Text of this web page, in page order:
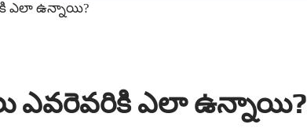
ఎలా ఉన్నాయి?
ఎవరెవరికి ఎలా ఉన్నాయి?